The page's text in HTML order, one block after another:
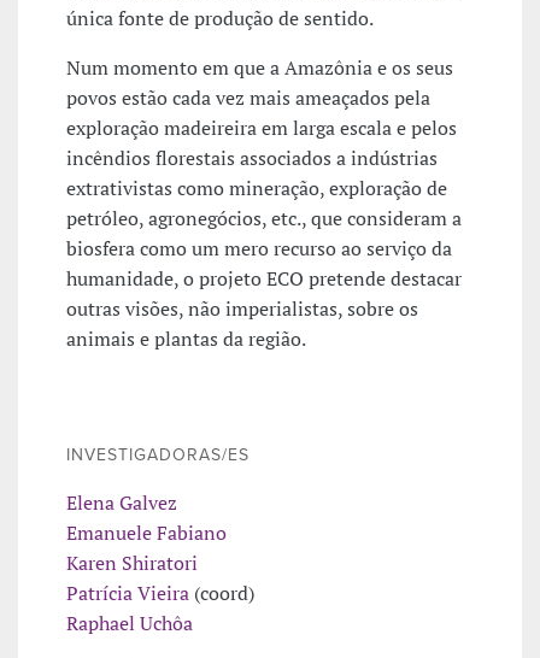
única fonte de produção de sentido.
Num momento em que a Amazônia e os seus
povos estão cada vez mais ameaçados pela
exploração madeireira em larga escala e pelos
incêndios florestais associados a indústrias
extrativistas como mineração, exploração de
petróleo, agronegócios, etc., que consideram a
biosfera como um mero recurso ao serviço da
humanidade, o projeto ECO pretende destacar
outras visões, não imperialistas, sobre os
animais e plantas da região.
INVESTIGADORAS/ES
Elena Galvez
Emanuele Fabiano
Karen Shiratori
Patrícia Vieira (coord)
Raphael Uchôa